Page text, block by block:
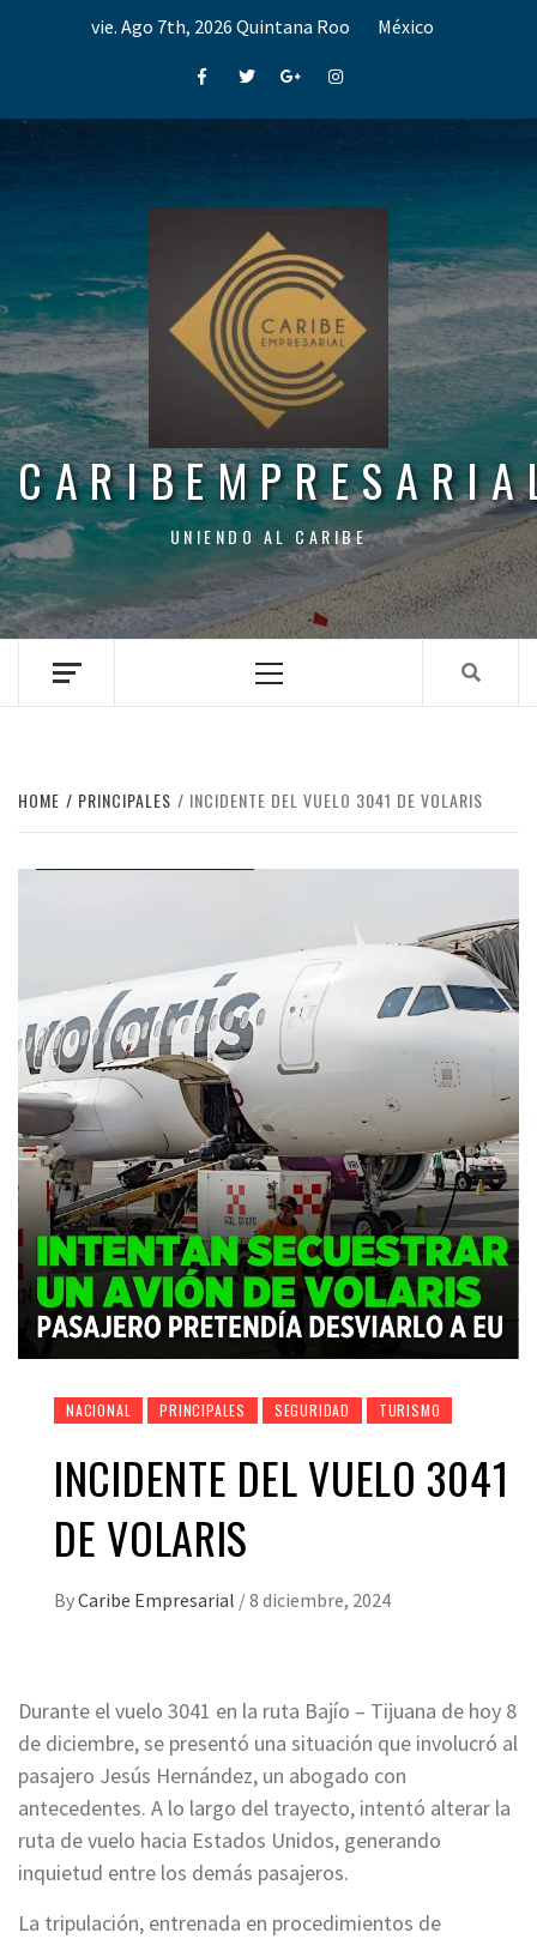
vie. Ago 7th, 2026 Quintana Roo México
FacebookTwitterGoogle+Instagram
UNIENDO AL CARIBE
Menu
HOME PRINCIPALES INCIDENTE DEL VUELO 3041 DE VOLARIS
NACIONAL PRINCIPALES SEGURIDAD TURISMO
INCIDENTE DEL VUELO 3041
DE VOLARIS
ByCaribe Empresarial /8 diciembre, 2024
Durante el vuelo 3041 en la ruta Bajío – Tijuana de hoy 8
de diciembre, se presentó una situación que involucró al
pasajero Jesús Hernández, un abogado con
antecedentes. A lo largo del trayecto, intentó alterar la
ruta de vuelo hacia Estados Unidos, generando
inquietud entre los demás pasajeros.
La tripulación, entrenada en procedimientos de